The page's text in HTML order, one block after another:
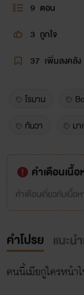
9 ตอน
3 ถูกใจ
37 เพิ่มลงคลัง
โรมาน
ทันวา
ม
คำเตือนเนื้อ
คำเตือนเกี่ยวกับเนื้อ
คำโปรย แนะน
คนนี้เมียกูใครหน้า